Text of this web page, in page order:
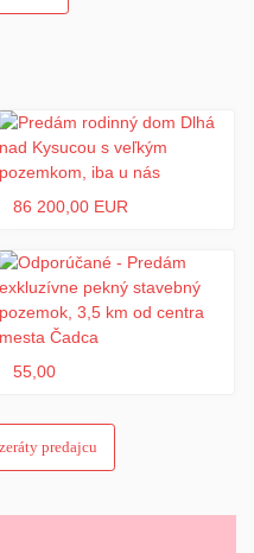
(vypracovanie
vlastníckeho práva,
(overenie podpisov),
a realizujeme osobnú
86 200,00 EUR
55,00
predajcu